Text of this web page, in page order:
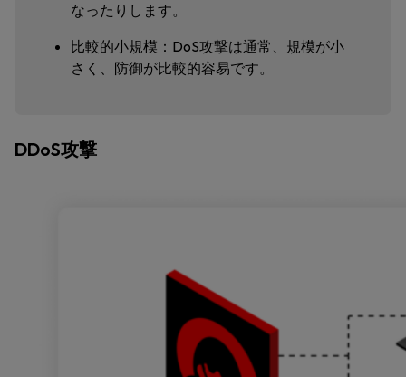
なったりします。
比較的小規模：DoS攻撃は通常、規模が小
さく、防御が比較的容易です。
DDoS攻撃